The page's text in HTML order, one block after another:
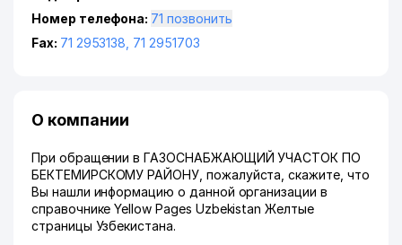
Номер телефона:
71 позвонить
Fax: 71 2953138 71 2951703
О компании
При обращении в ГАЗОСНАБЖАЮЩИЙ УЧАСТОК ПО
БЕКТЕМИРСКОМУ РАЙОНУ, пожалуйста, скажите, что
Вы нашли информацию о данной организации в
справочнике Yellow Pages Uzbekistan Желтые
страницы Узбекистана.